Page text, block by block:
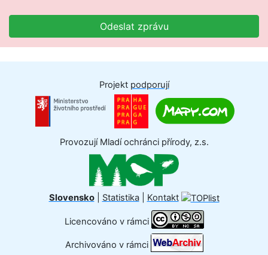
Odeslat zprávu
Projekt podporují
Provozují Mladí ochránci přírody, z.s.
Slovensko| Statistika| Kontakt
Licencováno v rámci
Archivováno v rámci